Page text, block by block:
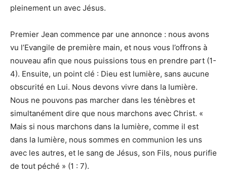
pleinement un avec Jésus.
Premier Jean commence par une annonce : nous avons
vu l’Evangile de première main, et nous vous l’offrons à
nouveau afin que nous puissions tous en prendre part (1-
4). Ensuite, un point clé : Dieu est lumière, sans aucune
obscurité en Lui. Nous devons vivre dans la lumière.
Nous ne pouvons pas marcher dans les ténèbres et
simultanément dire que nous marchons avec Christ. «
Mais si nous marchons dans la lumière, comme il est
dans la lumière, nous sommes en communion les uns
avec les autres, et le sang de Jésus, son Fils, nous purifie
de tout péché » (1 : 7).